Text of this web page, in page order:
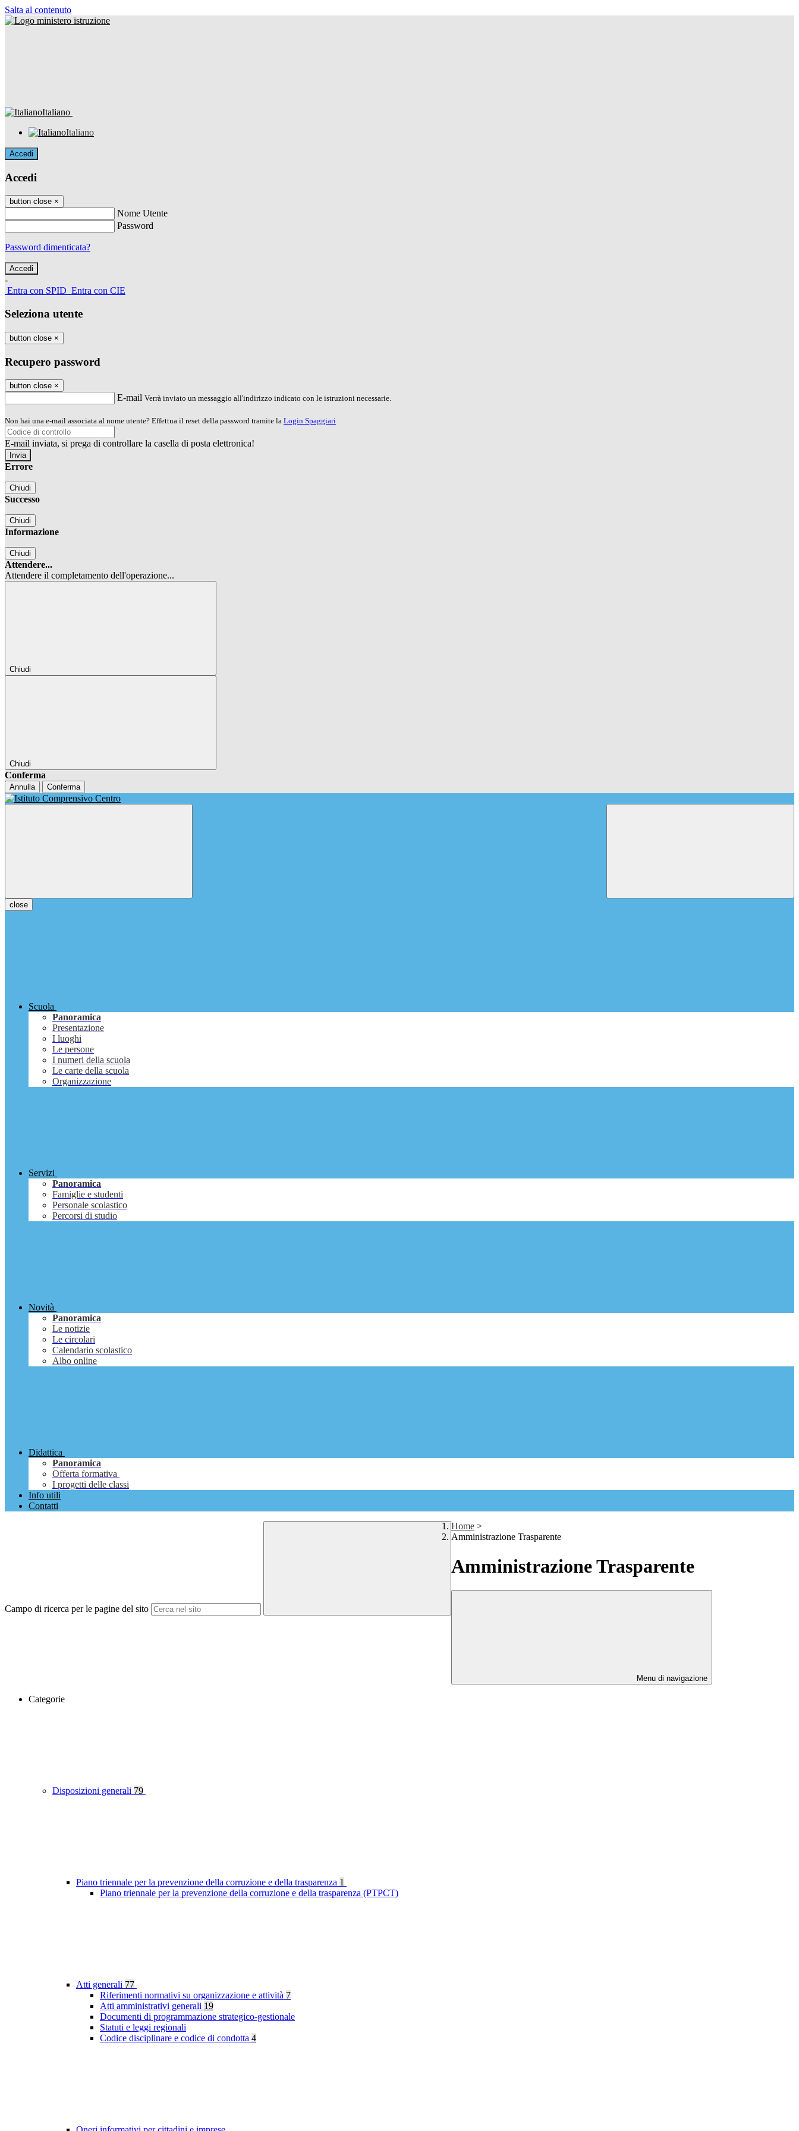
Salta al contenuto
Italiano
Italiano
Accedi
Accedi
button close ×
Nome Utente
Password
Password dimenticata?
-
Entra con SPID Entra con CIE
Seleziona utente
button close ×
Recupero password
button close ×
E-mail Verrà inviato un messaggio all'indirizzo indicato con le istruzioni necessarie.
Non hai una e-mail associata al nome utente? Effettua il reset della password tramite la Login Spaggiari
E-mail inviata, si prega di controllare la casella di posta elettronica!
Errore
Chiudi
Successo
Chiudi
Informazione
Chiudi
Attendere...
Attendere il completamento dell'operazione...
Chiudi
Chiudi
Conferma
Annulla Conferma
close
Scuola
Panoramica
Presentazione
I luoghi
Le persone
I numeri della scuola
Le carte della scuola
Organizzazione
Servizi
Panoramica
Famiglie e studenti
Personale scolastico
Percorsi di studio
Novità
Panoramica
Le notizie
Le circolari
Calendario scolastico
Albo online
Didattica
Panoramica
Offerta formativa
I progetti delle classi
Info utili
Contatti
Campo di ricerca per le pagine del sito
Home >
Amministrazione Trasparente
Amministrazione Trasparente
Menu di navigazione
Categorie
Disposizioni generali 79
Piano triennale per la prevenzione della corruzione e della trasparenza 1
Piano triennale per la prevenzione della corruzione e della trasparenza (PTPCT)
Atti generali 77
Riferimenti normativi su organizzazione e attività 7
Atti amministrativi generali 19
Documenti di programmazione strategico-gestionale
Statuti e leggi regionali
Codice disciplinare e codice di condotta 4